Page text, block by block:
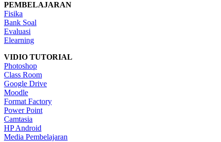
PEMBELAJARAN
Fisika
Bank Soal
Evaluasi
Elearning
VIDIO TUTORIAL
Photoshop
Class Room
Google Drive
Moodle
Format Factory
Power Point
Camtasia
HP Android
Media Pembelajaran